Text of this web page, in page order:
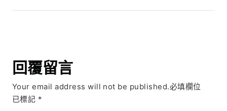
回覆留言
Your email address will not be published.必填欄位
已標記 *